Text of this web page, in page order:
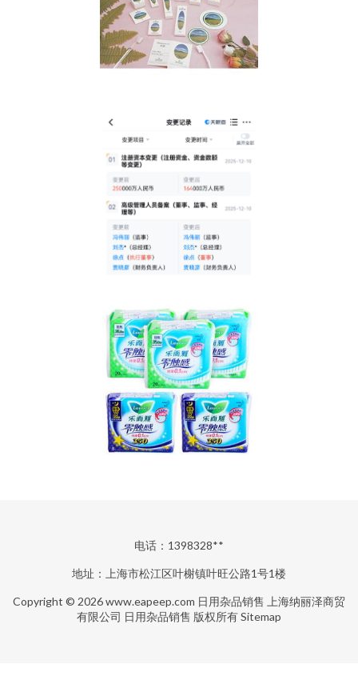
电话：1398328**
地址：上海市松江区叶榭镇叶旺公路1号1楼
Copyright © 2026www.eapeep.com 日用杂品销售
上海纳丽泽商贸
有限公司 日用杂品销售 版权所有Sitemap